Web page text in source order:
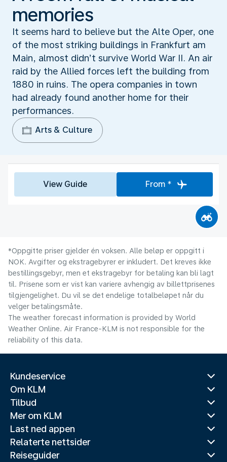
memories
It seems hard to believe but the Alte Oper, one
of the most striking buildings in Frankfurt am
Main, almost didn’t survive World War II. An air
raid by the Allied forces left the building from
1880 in ruins. The opera companies in town
had already found another home for their
performances.
Arts & Culture
View Guide From *
*Oppgitte priser gjelder én voksen. Alle beløp er oppgitt i
NOK. Avgifter og ekstragebyrer er inkludert. Det kreves ikke
bestillingsgebyr, men et ekstragebyr for betaling kan bli lagt
til. Prisene som er vist kan variere avhengig av billettprisenes
tilgjengelighet. Du vil se det endelige totalbeløpet når du
velger betalingsmåte.
The weather forecast information is provided by World
Weather Online. Air France-KLM is not responsible for the
reliability of this data.
Kundeservice
Om KLM
Tilbud
Mer om KLM
Last ned appen
Relaterte nettsider
Reiseguider